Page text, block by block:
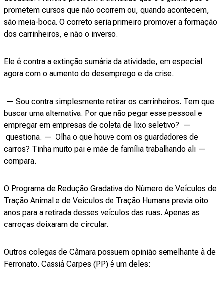
prometem cursos que não ocorrem ou, quando acontecem,
são meia-boca. O correto seria primeiro promover a formação
dos carrinheiros, e não o inverso.
Ele é contra a extinção sumária da atividade, em especial
agora com o aumento do desemprego e da crise.
— Sou contra simplesmente retirar os carrinheiros. Tem que
buscar uma alternativa. Por que não pegar esse pessoal e
empregar em empresas de coleta de lixo seletivo? —
questiona. — Olha o que houve com os guardadores de
carros? Tinha muito pai e mãe de família trabalhando ali —
compara.
O Programa de Redução Gradativa do Número de Veículos de
Tração Animal e de Veículos de Tração Humana previa oito
anos para a retirada desses veículos das ruas. Apenas as
carroças deixaram de circular.
Outros colegas de Câmara possuem opinião semelhante à de
Ferronato. Cassiá Carpes (PP) é um deles: